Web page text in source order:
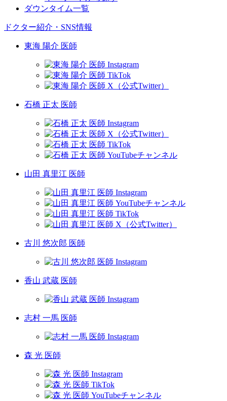
ダウンタイム一覧
ドクター紹介・SNS情報
東海 陽介 医師
石橋 正太 医師
山田 真里江 医師
古川 悠次郎 医師
香山 武蔵 医師
志村 一馬 医師
森 光 医師